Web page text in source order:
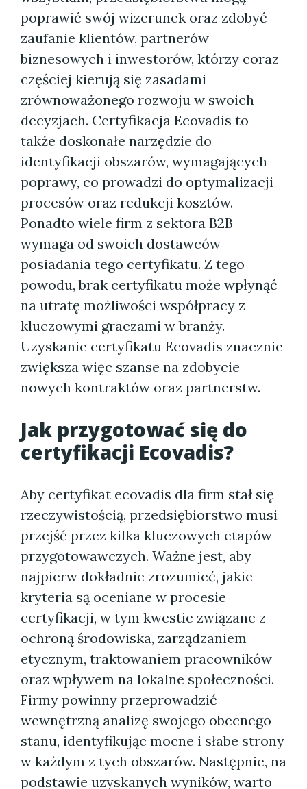
poprawić swój wizerunek oraz zdobyć
zaufanie klientów, partnerów
biznesowych i inwestorów, którzy coraz
częściej kierują się zasadami
zrównoważonego rozwoju w swoich
decyzjach. Certyfikacja Ecovadis to
także doskonałe narzędzie do
identyfikacji obszarów, wymagających
poprawy, co prowadzi do optymalizacji
procesów oraz redukcji kosztów.
Ponadto wiele firm z sektora B2B
wymaga od swoich dostawców
posiadania tego certyfikatu. Z tego
powodu, brak certyfikatu może wpłynąć
na utratę możliwości współpracy z
kluczowymi graczami w branży.
Uzyskanie certyfikatu Ecovadis znacznie
zwiększa więc szanse na zdobycie
nowych kontraktów oraz partnerstw.
Jak przygotować się do
certyfikacji Ecovadis?
Aby certyfikat ecovadis dla firm stał się
rzeczywistością, przedsiębiorstwo musi
przejść przez kilka kluczowych etapów
przygotowawczych. Ważne jest, aby
najpierw dokładnie zrozumieć, jakie
kryteria są oceniane w procesie
certyfikacji, w tym kwestie związane z
ochroną środowiska, zarządzaniem
etycznym, traktowaniem pracowników
oraz wpływem na lokalne społeczności.
Firmy powinny przeprowadzić
wewnętrzną analizę swojego obecnego
stanu, identyfikując mocne i słabe strony
w każdym z tych obszarów. Następnie, na
podstawie uzyskanych wyników, warto